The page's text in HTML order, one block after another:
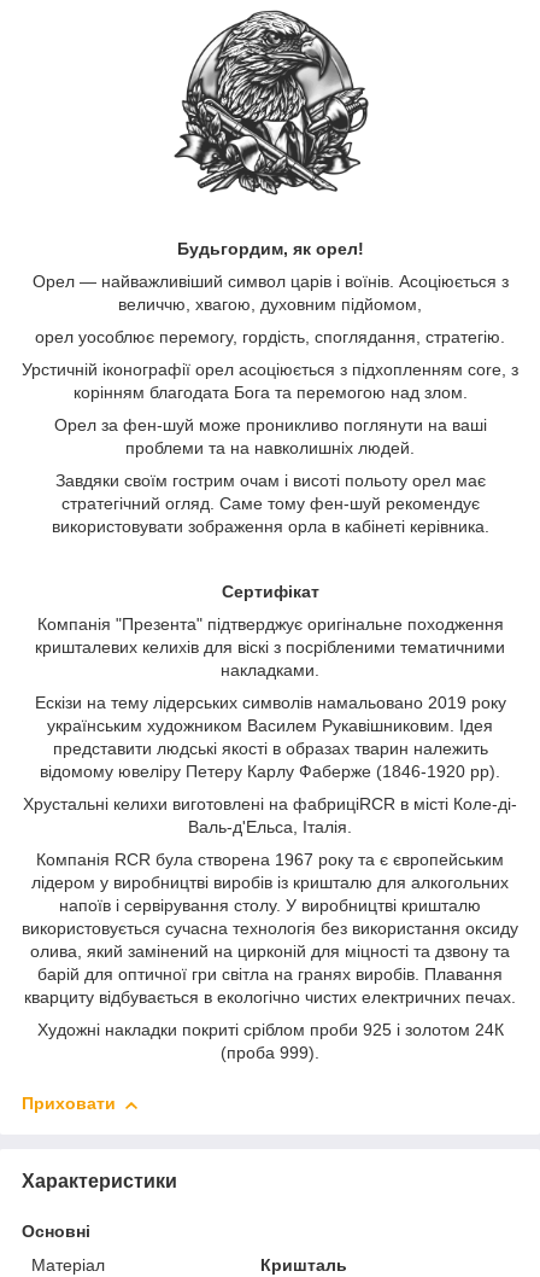
Будьгордим, як орел!
Орел — найважливіший символ царів і воїнів. Асоціюється з
величчю, хвагою, духовним підйомом,
орел уособлює перемогу, гордість, споглядання, стратегію.
Урстичній іконографії орел асоціюється з підхопленням core, з
корінням благодата Бога та перемогою над злом.
Орел за фен-шуй може проникливо поглянути на ваші
проблеми та на навколишніх людей.
Завдяки своїм гострим очам і висоті польоту орел має
стратегічний огляд. Саме тому фен-шуй рекомендує
використовувати зображення орла в кабінеті керівника.
Сертифікат
Компанія "Презента" підтверджує оригінальне походження
кришталевих келихів для віскі з посрібленими тематичними
накладками.
Ескізи на тему лідерських символів намальовано 2019 року
українським художником Василем Рукавішниковим. Ідея
представити людські якості в образах тварин належить
відомому ювеліру Петеру Карлу Фаберже (1846-1920 рр).
Хрустальні келихи виготовлені на фабриціRCR в місті Коле-ді-
Валь-д'Ельса, Італія.
Компанія RCR була створена 1967 року та є європейським
лідером у виробництві виробів із кришталю для алкогольних
напоїв і сервірування столу. У виробництві кришталю
використовується сучасна технологія без використання оксиду
олива, який замінений на цирконій для міцності та дзвону та
барій для оптичної гри світла на гранях виробів. Плавання
кварциту відбувається в екологічно чистих електричних печах.
Художні накладки покриті сріблом проби 925 і золотом 24К
(проба 999).
Приховати
Характеристики
Основні
Матеріал
Кришталь